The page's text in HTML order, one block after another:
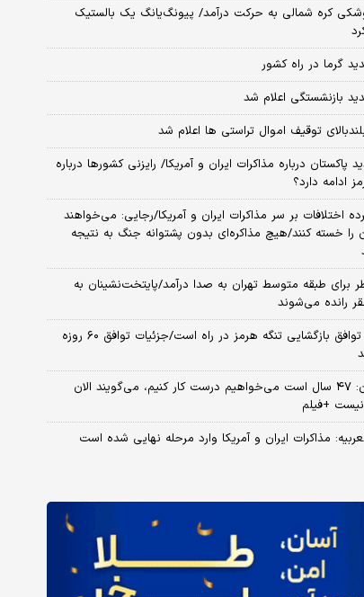
کره شمالی به حرکت درآمد/ پیونگ‌یانگ یک بالستیک
گرما در راه کشور
بازنشستگی اعلام شد
توقیف اموال تراستی ها اعلام شد
پاکستان درباره مذاکرات ایران و آمریکا/ رایزنی کشورها درباره
ادامه دارد؟
اختلافات بر سر مذاکرات ایران و آمریکا/رجایی: می‌خواهند
را خسته کنند/هیچ مذاکره‌ای بدون پشتوانه جنگ به نتیجه
برای طبقه متوسط تهران به صدا درآمد/پایتخت‌نشینان به
رانده می‌شوند
العربیه: توافق بازگشایی تنگه هرمز در راه است/جزئیات توافق ۶۰ روزه
پزشکیان: ۴۷ سال است می‌خواهیم درست کار کنیم، می‌گویند الان
+فیلم
مذاکرات ایران و آمریکا وارد مرحله نهایی شده است